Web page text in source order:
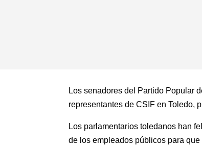
Los senadores del Partido Popular
representantes de CSIF en Toledo,
Los parlamentarios toledanos han
de los empleados públicos para